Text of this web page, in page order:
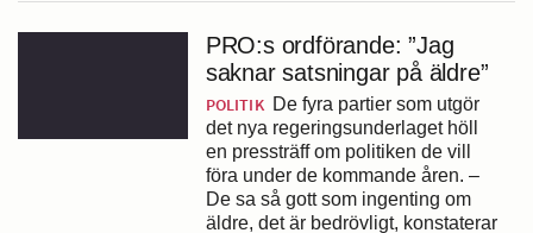
PRO:s ordförande: ”Jag
saknar satsningar på äldre”
POLITIK De fyra partier som utgör
det nya regeringsunderlaget höll
en pressträff om politiken de vill
föra under de kommande åren. –
De sa så gott som ingenting om
äldre, det är bedrövligt, konstaterar